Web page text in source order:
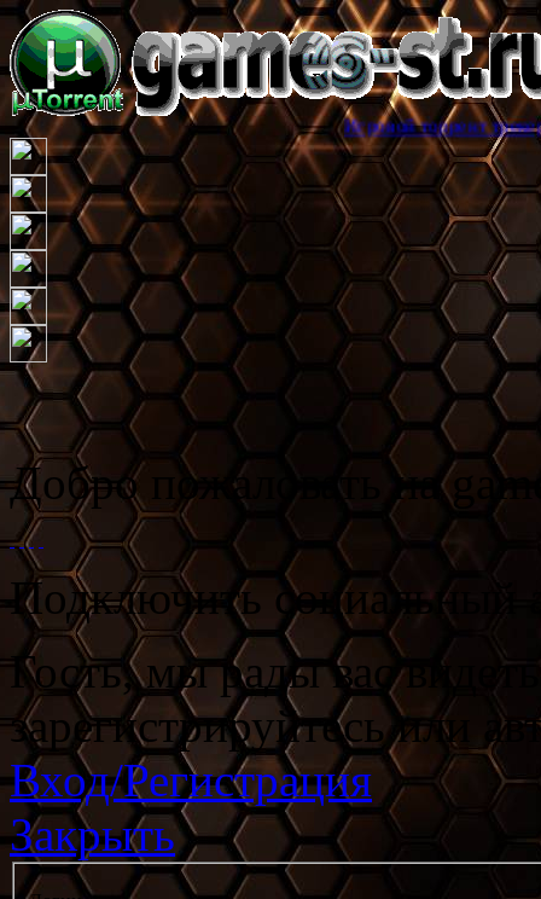
Игровой торрент трекер games-
Добро пожаловать на
Подключить социальный
Гость, мы рады вас
зарегистрируйтесь или
Вход/Регистрация
Закрыть